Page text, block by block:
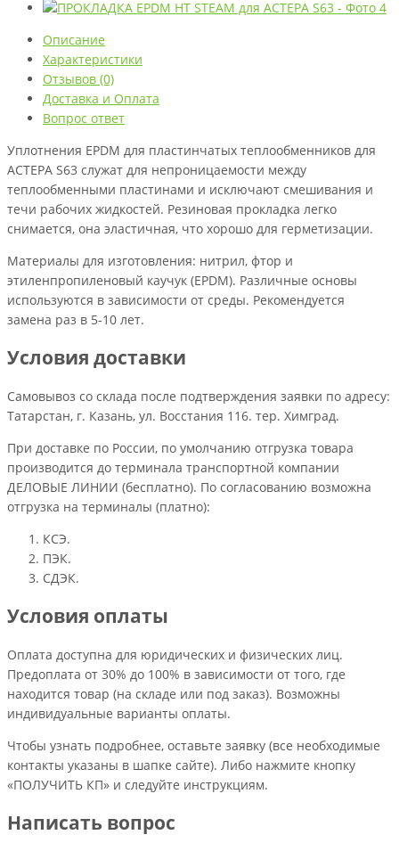
Описание
Характеристики
Отзывов (0)
Доставка и Оплата
Вопрос ответ
Уплотнения EPDM для пластинчатых теплообменников для
АСТЕРА S63 служат для непроницаемости между
теплообменными пластинами и исключают смешивания и
течи рабочих жидкостей. Резиновая прокладка легко
снимается, она эластичная, что хорошо для герметизации.
Материалы для изготовления: нитрил, фтор и
этиленпропиленовый каучук (EPDM). Различные основы
используются в зависимости от среды. Рекомендуется
замена раз в 5-10 лет.
Условия доставки
Самовывоз со склада после подтверждения заявки по адресу:
Татарстан, г. Казань, ул. Восстания 116. тер. Химград.
При доставке по России, по умолчанию отгрузка товара
производится до терминала транспортной компании
ДЕЛОВЫЕ ЛИНИИ (бесплатно). По согласованию возможна
отгрузка на терминалы (платно):
КСЭ.
ПЭК.
СДЭК.
Условия оплаты
Оплата доступна для юридических и физических лиц.
Предоплата от 30% до 100% в зависимости от того, где
находится товар (на складе или под заказ). Возможны
индивидуальные варианты оплаты.
Чтобы узнать подробнее, оставьте заявку (все необходимые
контакты указаны в шапке сайте). Либо нажмите кнопку
«ПОЛУЧИТЬ КП» и следуйте инструкциям.
Написать вопрос